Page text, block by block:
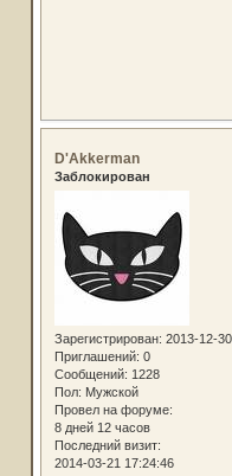
D'Akkerman
Заблокирован
Зарегистрирован: 2013-12-30
Приглашений: 0
Сообщений: 1228
Пол: Мужской
Провел на форуме:
8 дней 12 часов
Последний визит:
2014-03-21 17:24:46